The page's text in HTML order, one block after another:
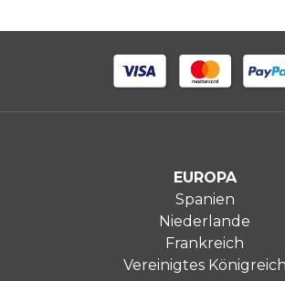
EUROPA
Spanien
Niederlande
Frankreich
Vereinigtes Königreich